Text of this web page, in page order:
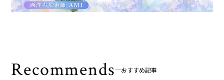
Recommends おすすめ記事